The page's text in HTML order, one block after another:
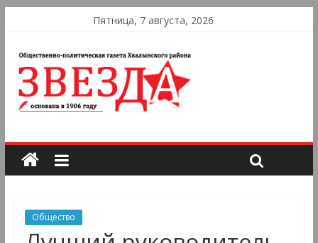
Пятница, 7 августа, 2026
Общество